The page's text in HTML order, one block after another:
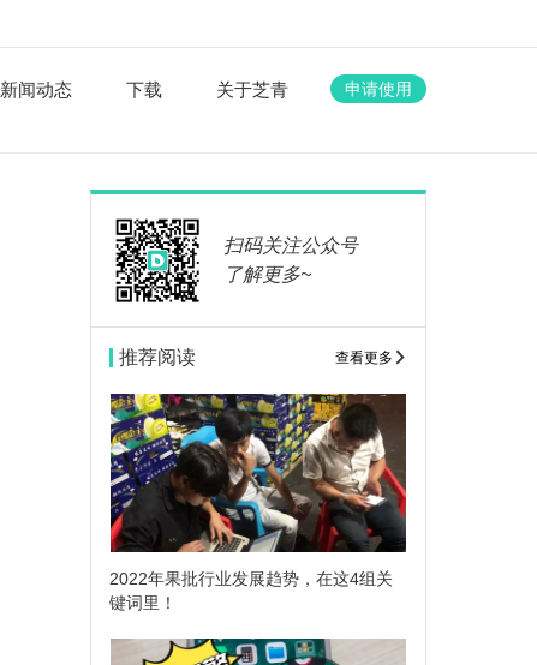
新闻动态 下载 关于芝青 申请使用
扫码关注公众号
了解更多~
推荐阅读 查看更多
2022年果批行业发展趋势，在这4组关
键词里！